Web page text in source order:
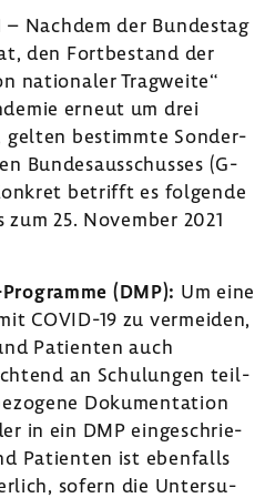
– Nachdem der Bundestag
den Fort­be­stand der
natio­naler Trag­weite“
erneut um drei
gelten bestimmte Sonder­
Bundes­aus­schusses (G-
betrifft es folgende
25. November 2021
(DMP): Um eine
COVID-​19 zu vermeiden,
Pati­enten auch
an Schu­lungen teil­
Doku­men­ta­tion
in ein DMP einge­schrie­
Pati­enten ist eben­falls
sofern die Unter­su­